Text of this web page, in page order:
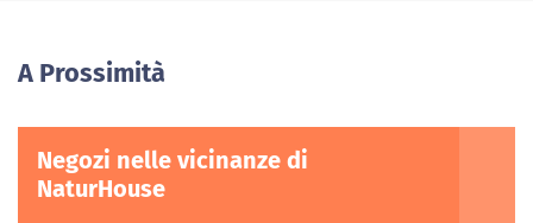
A Prossimità
Negozi nelle vicinanze di
NaturHouse